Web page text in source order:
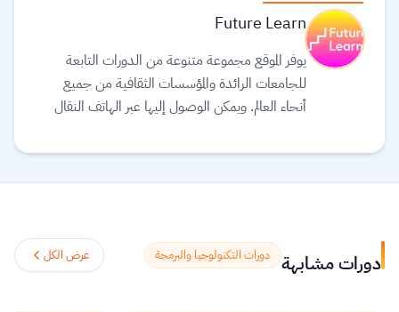
Future Learn
يوفر الموقع مجموعة متنوعة من الدورات التابعة
للجامعات الرائدة والمؤسسات الثقافية من جميع
أنحاء العالم. ويمكن الوصول إليها عبر الهاتف النقال
يمكنك توفيق التعليم في حياتك. يعتقد القائمون على
يساعدك على اكتشافات جديدة وتشكيل أفكار
جديدة.اقرأ المزيد. دورات مشابهة دورات التكنولوجيا والبرمجة عرض الكل